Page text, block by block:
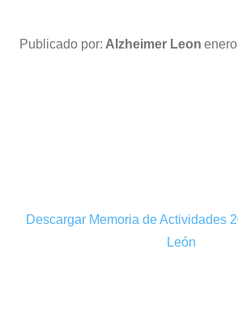
Publicado por: Alzheimer Leon
Descargar Memoria de Actividades
León